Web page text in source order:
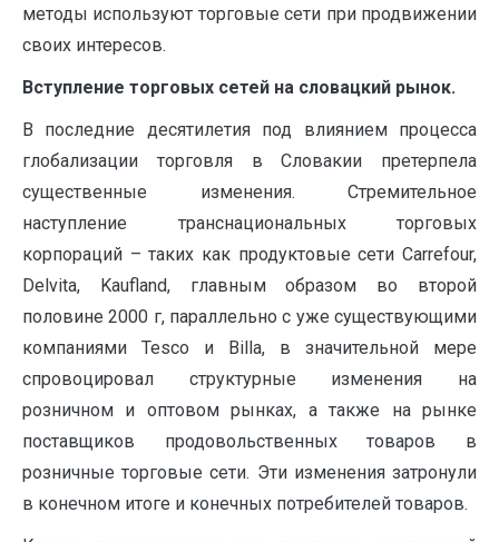
методы используют торговые сети при продвижении
своих интересов.
Вступление торговых сетей на словацкий рынок.
В последние десятилетия под влиянием процесса
глобализации торговля в Словакии претерпела
существенные изменения. Стремительное
наступление транснациональных торговых
корпораций – таких как продуктовые сети Carrefour,
Delvita, Kaufland, главным образом во второй
половине 2000 г, параллельно с уже существующими
компаниями Tesco и Billa, в значительной мере
спровоцировал структурные изменения на
розничном и оптовом рынках, а также на рынке
поставщиков продовольственных товаров в
розничные торговые сети. Эти изменения затронули
в конечном итоге и конечных потребителей товаров.